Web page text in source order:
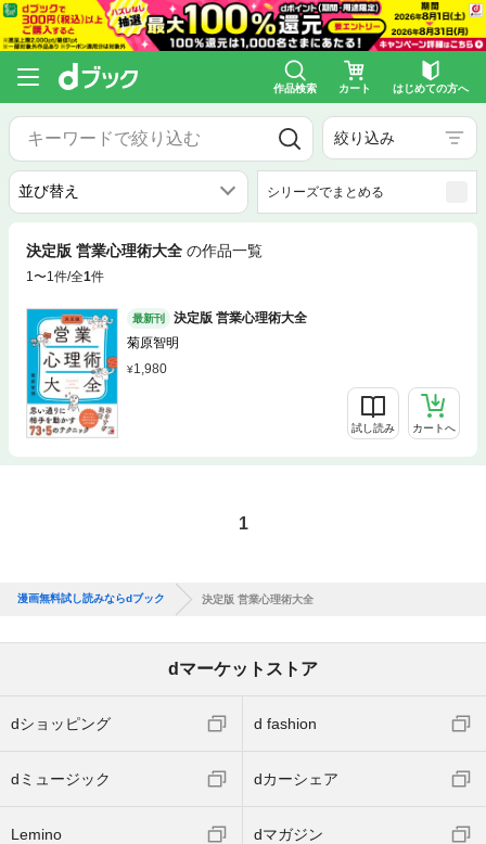
作品検索 カート はじめての方へ
絞り込み
シリーズでまとめる
決定版 営業心理術大全 の作品一覧
1〜1件/全1件
最新刊
決定版 営業心理術大全
菊原智明
1,980
試し読み カートへ
1
漫画無料試し読みならdブック 決定版 営業心理術大全
dマーケットストア
dショッピング d fashion
dミュージック dカーシェア
Lemino dマガジン